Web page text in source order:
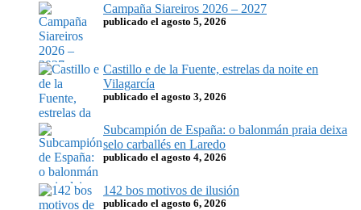
Campaña Siareiros 2026 – 2027
publicado el agosto 5, 2026
Castillo e de la Fuente, estrelas da noite en
Vilagarcía
publicado el agosto 3, 2026
Subcampión de España: o balonmán praia deixa
selo carballés en Laredo
publicado el agosto 4, 2026
142 bos motivos de ilusión
publicado el agosto 6, 2026